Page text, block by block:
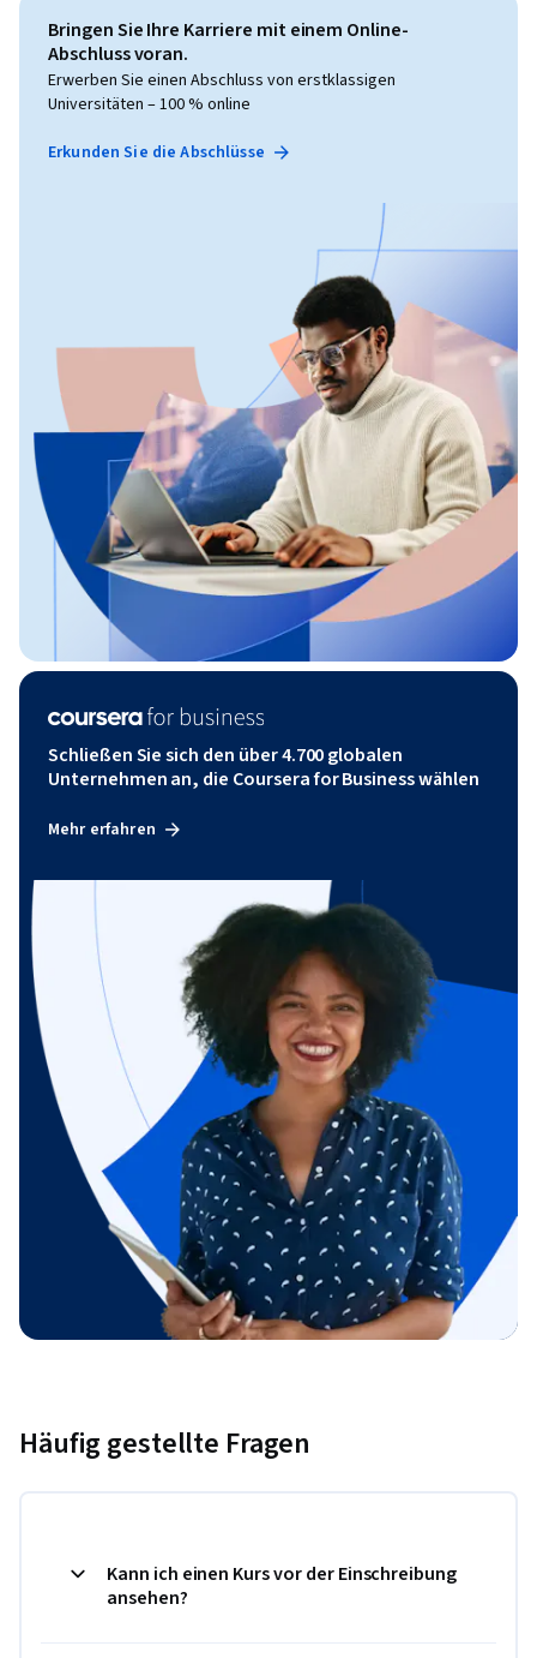
Bringen Sie Ihre Karriere mit einem Online-
Abschluss voran.
Erwerben Sie einen Abschluss von erstklassigen
Universitäten – 100 % online
Erkunden Sie die Abschlüsse
Schließen Sie sich den über 4.700 globalen
Unternehmen an, die Coursera for Business wählen
Mehr erfahren
Häufig gestellte Fragen
Kann ich einen Kurs vor der Einschreibung
ansehen?